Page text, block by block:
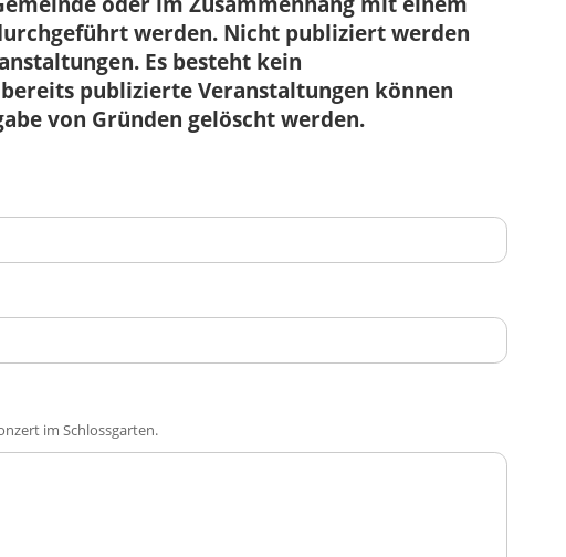
werden. Nicht publiziert werden
Es besteht kein
publizierte Veranstaltungen können
von Gründen gelöscht werden.
im Schlossgarten.